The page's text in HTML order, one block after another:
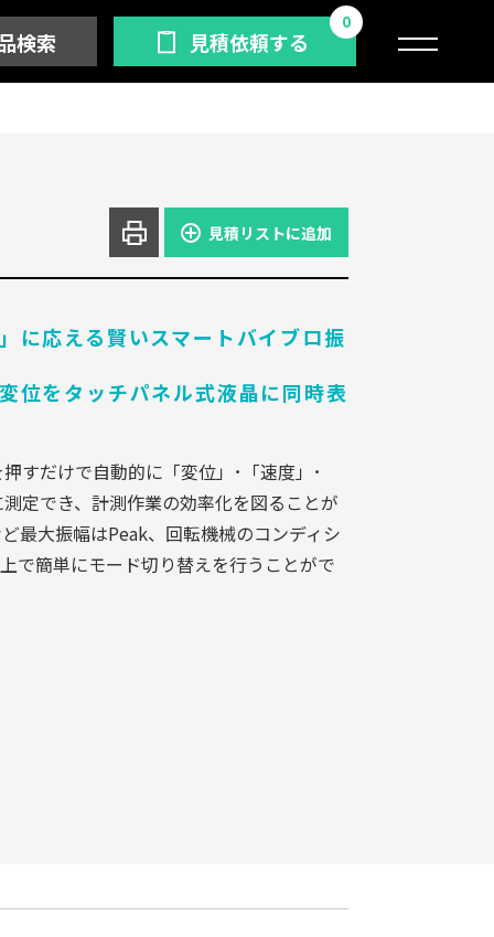
検索 見積依頼する
0
見積リストに追加
に応える賢いスマートバイブロ振
位をタッチパネル式液晶に同時表
すだけで自動的に「変位」･「速度」･
定でき、計測作業の効率化を図ることが
最大振幅はPeak、回転機械のコンディシ
で簡単にモード切り替えを行うことがで